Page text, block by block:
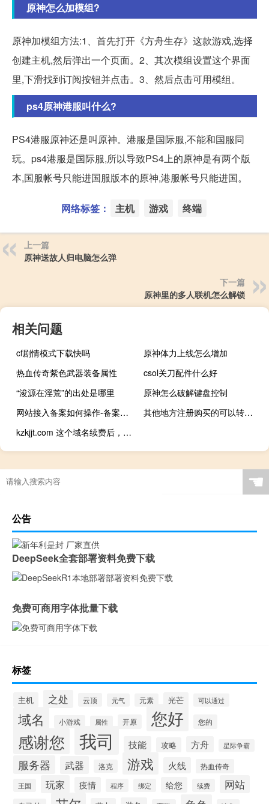
原神怎么加模组?
原神加模组方法:1、首先打开《方舟生存》这款游戏,选择
创建主机,然后弹出一个页面。2、其次模组设置这个界面
里,下滑找到订阅按钮并点击。3、然后点击可用模组。
ps4原神港服叫什么?
PS4港服原神还是叫原神。港服是国际服,不能和国服同
玩。ps4港服是国际服,所以导致PS4上的原神是有两个版
本,国服帐号只能进国服版本的原神,港服帐号只能进国。
网络标签： 主机 游戏 终端
上一篇
原神送故人归电脑怎么弹
下一篇
原神里的多人联机怎么解锁
相关问题
cf剧情模式下载快吗
原神体力上线怎么增加
热血传奇紫色武器装备属性
csol关刀配件什么好
“浚源在淫荒”的出处是哪里
原神怎么破解键盘控制
网站接入备案如何操作-备案平台
其他地方注册购买的可以转入你们西部数码吗？
kzkjjt.com 这个域名续费后，能快点生效吗？
☚
公告
DeepSeek全套部署资料免费下载
免费可商用字体批量下载
标签
主机 之处 云顶 元气 元素 光芒 可以通过
域名 小游戏 属性 开原 您好 您的
感谢您 我司 技能 攻略 方舟 星际争霸
服务器 武器 洛克 游戏 火线 热血传奇
王国 玩家 疫情 程序 绑定 给您 续费 网站